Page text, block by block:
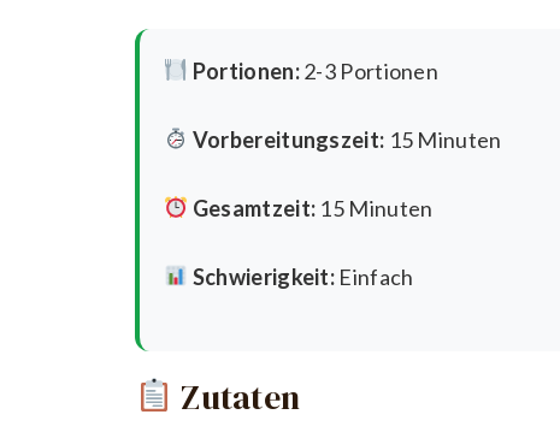
Portionen:2-3 Portionen
Vorbereitungszeit: 15 Minuten
Gesamtzeit: 15 Minuten
Schwierigkeit: Einfach
Zutaten